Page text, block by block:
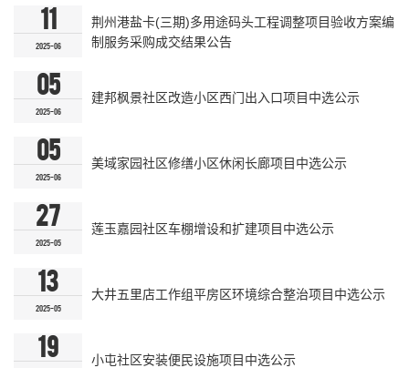
11
2025-06
荆州港盐卡(三期)多用途码头工程调整项目验收方案编
制服务采购成交结果公告
05
2025-06
建邦枫景社区改造小区西门出入口项目中选公示
05
2025-06
美域家园社区修缮小区休闲长廊项目中选公示
27
2025-05
莲玉嘉园社区车棚增设和扩建项目中选公示
13
2025-05
大井五里店工作组平房区环境综合整治项目中选公示
19 小屯社区安装便民设施项目中选公示